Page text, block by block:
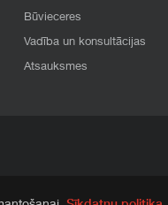
Būvieceres
Vadība un konsultācijas
Atsauksmes